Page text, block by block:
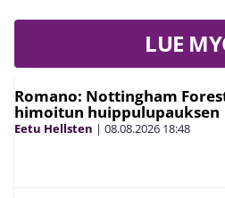
LUE
Romano: Nottingham
himoitun huippulupauksen
Eetu Hellsten | 08.08.2026 18:48